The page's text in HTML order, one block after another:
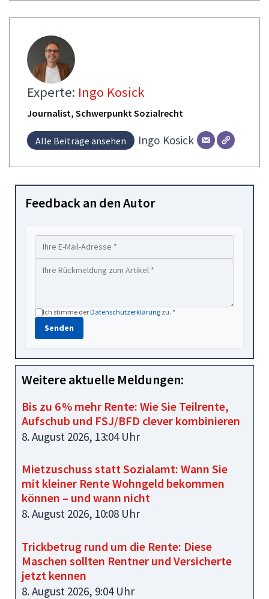
Experte: Ingo Kosick
Journalist, Schwerpunkt Sozialrecht
Alle Beiträge ansehen Ingo Kosick
Feedback an den Autor
Ich stimme derDatenschutzerklärung zu. *
Senden
Weitere aktuelle Meldungen:
Bis zu 6 % mehr Rente: Wie Sie Teilrente,
Aufschub und FSJ/BFD clever kombinieren
8. August 2026, 13:04 Uhr
Mietzuschuss statt Sozialamt: Wann Sie
mit kleiner Rente Wohngeld bekommen
können – und wann nicht
8. August 2026, 10:08 Uhr
Trickbetrug rund um die Rente: Diese
Maschen sollten Rentner und Versicherte
jetzt kennen
8. August 2026, 9:04 Uhr